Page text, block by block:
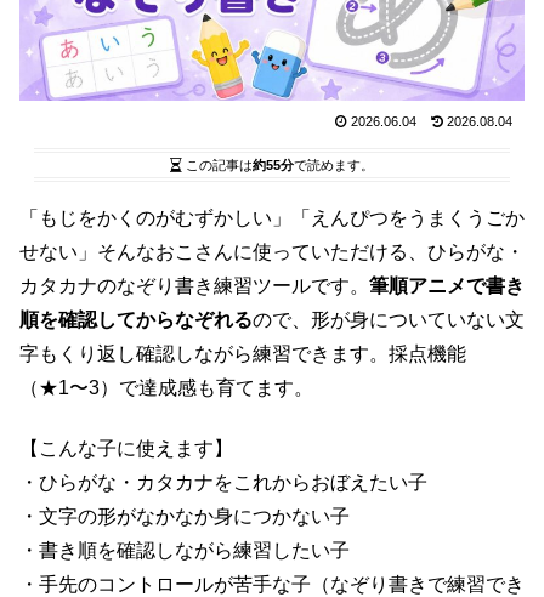
2026.06.04 2026.08.04
この記事は約55分で読めます。
「もじをかくのがむずかしい」「えんぴつをうまくうごか
せない」そんなおこさんに使っていただける、ひらがな・
カタカナのなぞり書き練習ツールです。 筆順アニメで書き
順を確認してからなぞれるので、形が身についていない文
字もくり返し確認しながら練習できます。採点機能
（★1〜3）で達成感も育てます。
【こんな子に使えます】
・ひらがな・カタカナをこれからおぼえたい子
・文字の形がなかなか身につかない子
・書き順を確認しながら練習したい子
・手先のコントロールが苦手な子（なぞり書きで練習でき